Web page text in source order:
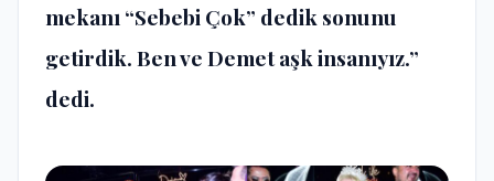
mekanı “Sebebi Çok” dedik sonunu
getirdik. Ben ve Demet aşk insanıyız.”
dedi.